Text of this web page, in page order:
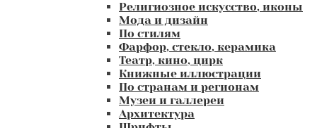
Религиозное искусство, иконы
Мода и дизайн
По стилям
Фарфор, стекло, керамика
Театр, кино, цирк
Книжные иллюстрации
По странам и регионам
Музеи и галлереи
Архитектура